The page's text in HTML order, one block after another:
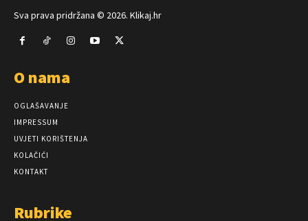
Sva prava pridržana © 2026. Klikaj.hr
O nama
OGLAŠAVANJE
IMPRESSUM
UVJETI KORIŠTENJA
KOLAČIĆI
KONTAKT
Rubrike